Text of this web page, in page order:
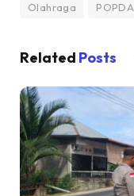
Olahraga
POPDA
Related Posts